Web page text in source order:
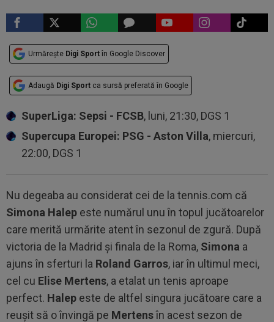
Urmărește Digi Sport în Google Discover
Adaugă Digi Sport ca sursă preferată în Google
SuperLiga: Sepsi - FCSB, luni, 21:30, DGS 1
Supercupa Europei: PSG - Aston Villa, miercuri,
22:00, DGS 1
Nu degeaba au considerat cei de la tennis.com că
Simona Halep este numărul unu în topul jucătoarelor
care merită urmărite atent în sezonul de zgură. După
victoria de la Madrid și finala de la Roma, Simona a
ajuns în sferturi la Roland Garros, iar în ultimul meci,
cel cu Elise Mertens, a etalat un tenis aproape
perfect. Halep este de altfel singura jucătoare care a
reușit să o învingă pe Mertensîn acest sezon de